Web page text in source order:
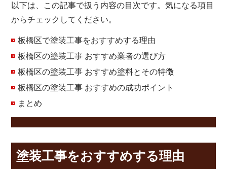
以下は、この記事で扱う内容の目次です。気になる項目
からチェックしてください。
板橋区で塗装工事をおすすめする理由
板橋区の塗装工事 おすすめ業者の選び方
板橋区の塗装工事 おすすめ塗料とその特徴
板橋区の塗装工事 おすすめの成功ポイント
まとめ
塗装工事をおすすめする理由